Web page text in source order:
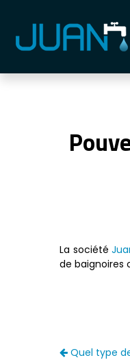
La société
de baignoires
Quel type